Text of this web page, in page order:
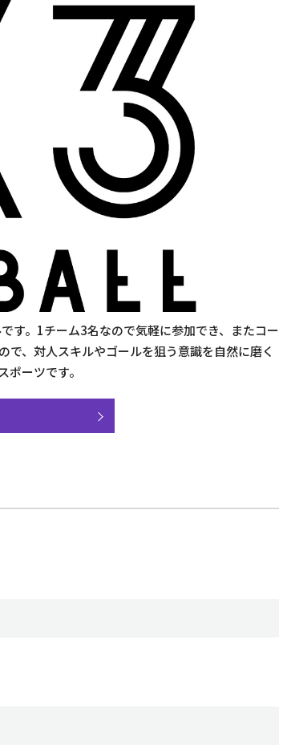
す。1チーム3名なので気軽に参加でき、またコー
で、対人スキルやゴールを狙う意識を自然に磨く
ーツです。